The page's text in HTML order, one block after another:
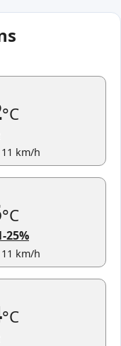
°C
km/h
°C
25%
km/h
°C